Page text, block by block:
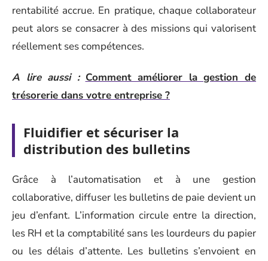
rentabilité accrue. En pratique, chaque collaborateur
peut alors se consacrer à des missions qui valorisent
réellement ses compétences.
A lire aussi : Comment améliorer la gestion de
trésorerie dans votre entreprise ?
Fluidifier et sécuriser la
distribution des bulletins
Grâce à l’automatisation et à une gestion
collaborative, diffuser les bulletins de paie devient un
jeu d’enfant. L’information circule entre la direction,
les RH et la comptabilité sans les lourdeurs du papier
ou les délais d’attente. Les bulletins s’envoient en